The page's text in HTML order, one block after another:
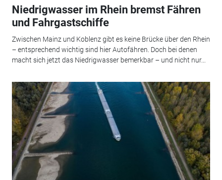
Niedrigwasser im Rhein bremst Fähren
und Fahrgastschiffe
Zwischen Mainz und Koblenz gibt es keine Brücke über den Rhein
– entsprechend wichtig sind hier Autofähren. Doch bei denen
macht sich jetzt das Niedrigwasser bemerkbar – und nicht nur...